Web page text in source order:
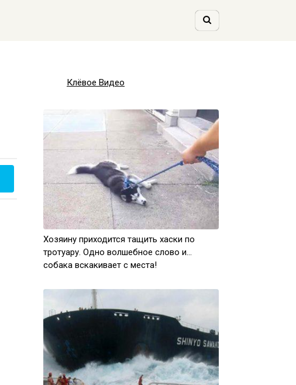
Клёвое Видео
Хозяину приходится тащить хаски по
тротуару. Одно волшебное слово и…
собака вскакивает с места!